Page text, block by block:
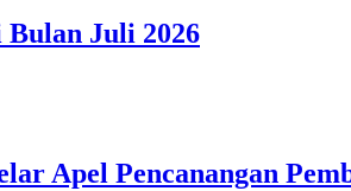
Juli 2026
Apel Pencanangan